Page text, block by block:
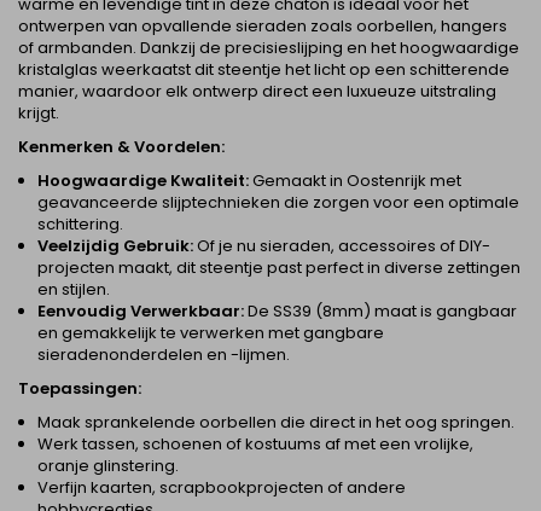
ontwerpen van opvallende sieraden zoals oorbellen, hangers
of armbanden. Dankzij de precisieslijping en het hoogwaardige
kristalglas weerkaatst dit steentje het licht op een schitterende
manier, waardoor elk ontwerp direct een luxueuze uitstraling
krijgt.
Kenmerken & Voordelen:
Hoogwaardige Kwaliteit:Gemaakt in Oostenrijk met
geavanceerde slijptechnieken die zorgen voor een optimale
schittering.
Veelzijdig Gebruik:Of je nu sieraden, accessoires of DIY-
projecten maakt, dit steentje past perfect in diverse zettingen
en stijlen.
Eenvoudig Verwerkbaar:De SS39 (8mm) maat is gangbaar
en gemakkelijk te verwerken met gangbare
sieradenonderdelen en -lijmen.
Toepassingen:
Maak sprankelende oorbellen die direct in het oog springen.
Werk tassen, schoenen of kostuums af met een vrolijke,
oranje glinstering.
Verfijn kaarten, scrapbookprojecten of andere